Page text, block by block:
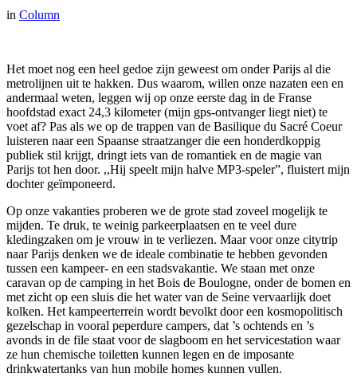
in Column
Het moet nog een heel gedoe zijn geweest om onder Parijs al die
metrolijnen uit te hakken. Dus waarom, willen onze nazaten een en
andermaal weten, leggen wij op onze eerste dag in de Franse
hoofdstad exact 24,3 kilometer (mijn gps-ontvanger liegt niet) te
voet af? Pas als we op de trappen van de Basilique du Sacré Coeur
luisteren naar een Spaanse straatzanger die een honderdkoppig
publiek stil krijgt, dringt iets van de romantiek en de magie van
Parijs tot hen door. ,,Hij speelt mijn halve MP3-speler”, fluistert mijn
dochter geïmponeerd.
Op onze vakanties proberen we de grote stad zoveel mogelijk te
mijden. Te druk, te weinig parkeerplaatsen en te veel dure
kledingzaken om je vrouw in te verliezen. Maar voor onze citytrip
naar Parijs denken we de ideale combinatie te hebben gevonden
tussen een kampeer- en een stadsvakantie. We staan met onze
caravan op de camping in het Bois de Boulogne, onder de bomen en
met zicht op een sluis die het water van de Seine vervaarlijk doet
kolken. Het kampeerterrein wordt bevolkt door een kosmopolitisch
gezelschap in vooral peperdure campers, dat ’s ochtends en ’s
avonds in de file staat voor de slagboom en het servicestation waar
ze hun chemische toiletten kunnen legen en de imposante
drinkwatertanks van hun mobile homes kunnen vullen.